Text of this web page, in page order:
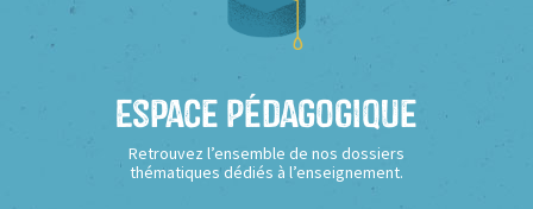
Espace Pédagogique
Retrouvez l’ensemble de nos dossiers
thématiques dédiés à l’enseignement.